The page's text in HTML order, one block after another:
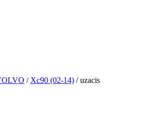
/ Xc90 (02-14) / uzacis